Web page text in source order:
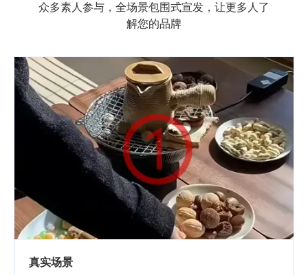
众多素人参与，全场景包围式宣发，让更多人了
解您的品牌
真实场景